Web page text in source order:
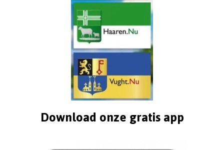
Download onze gratis app